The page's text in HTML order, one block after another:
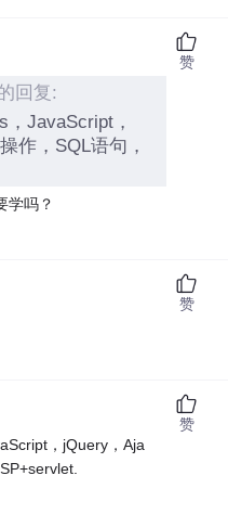
回复:
JavaScript，
作，SQL语句，
学吗？
赞
赞
，jQuery，Aja
赞